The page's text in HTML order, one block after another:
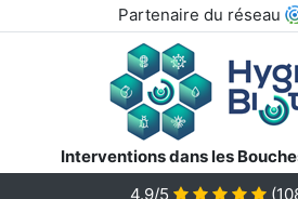
Partenaire du réseau
Interventions dans les
4.9/5 (